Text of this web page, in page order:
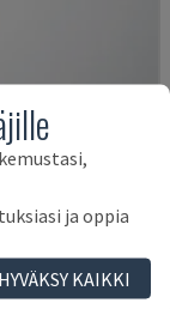
ja oppia
HYVÄKSY KAIKKI